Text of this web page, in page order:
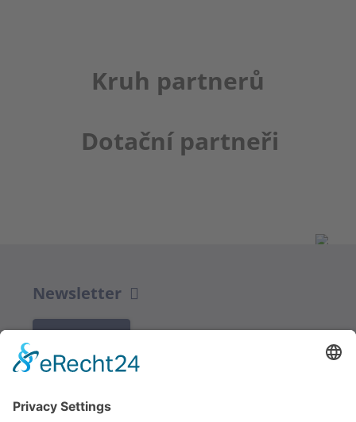
Kruh partnerů
Dotační partneři
Newsletter
Redakce bbkult.net